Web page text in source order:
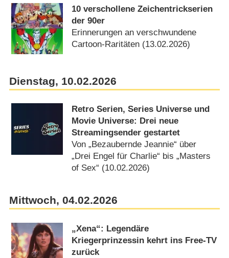
10 verschollene Zeichentrickserien
der 90er
Erinnerungen an verschwundene
Cartoon-Raritäten (13.02.2026)
Dienstag, 10.02.2026
Retro Serien, Series Universe und
Movie Universe: Drei neue
Streamingsender gestartet
Von „Bezaubernde Jeannie“ über
„Drei Engel für Charlie“ bis „Masters
of Sex“ (10.02.2026)
Mittwoch, 04.02.2026
„Xena“: Legendäre
Kriegerprinzessin kehrt ins Free-TV
zurück